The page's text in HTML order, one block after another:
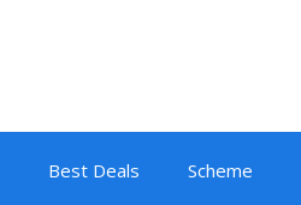
Best Deals Scheme